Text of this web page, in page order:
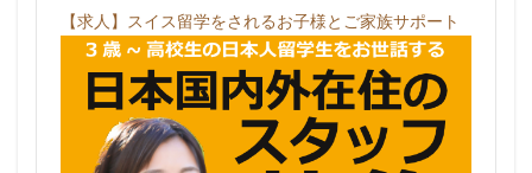
【求人】スイス留学をされるお子様とご家族サポート